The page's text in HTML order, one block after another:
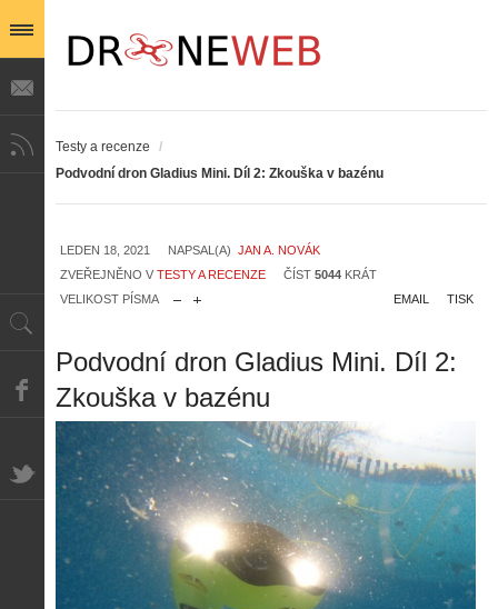
Testy a recenze
/
Podvodní dron Gladius Mini. Díl 2: Zkouška v bazénu
LEDEN 18, 2021 NAPSAL(A) JAN A. NOVÁK
ZVEŘEJNĚNO V TESTY A RECENZE ČÍST 5044 KRÁT
VELIKOST PÍSMA
TISK
EMAIL
Podvodní dron Gladius Mini. Díl 2:
Zkouška v bazénu